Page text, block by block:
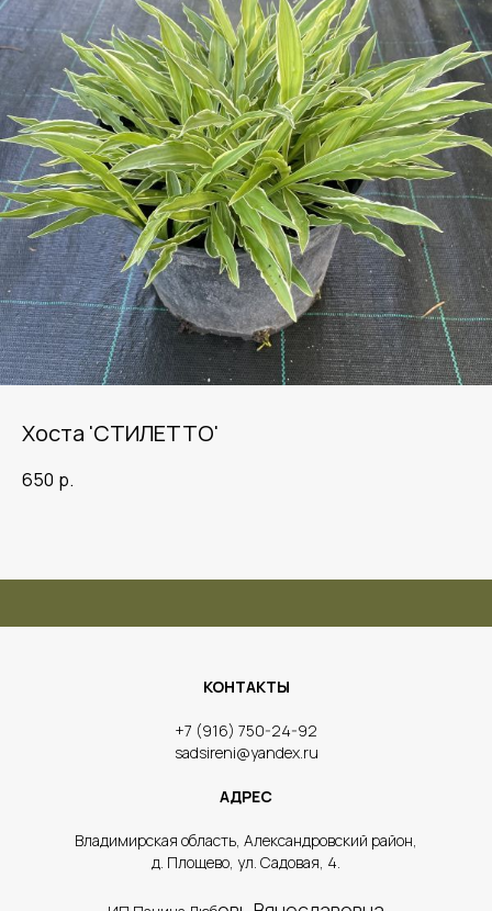
Хоста 'СТИЛЕТТО'
650 р.
КОНТАКТЫ
​+7 (916) 750-24-92
sadsireni@yandex.ru
АДРЕС
​Владимирская область, Александровский район,
д. Площево, ул. Садовая, 4.